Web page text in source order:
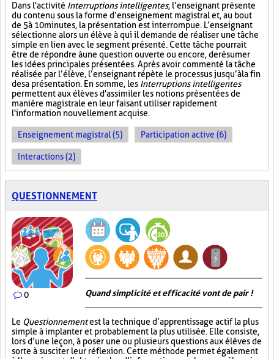
Dans l'activité Interruptions intelligentes, l’enseignant présente
du contenu sous la forme d’enseignement magistral et, au bout
de 5 à 10 minutes, la présentation est interrompue. L’enseignant
sélectionne alors un élève à qui il demande de réaliser une tâche
simple en lien avec le segment présenté. Cette tâche pourrait
être de répondre à une question ouverte ou encore, de résumer
les idées principales présentées. Après avoir commenté la tâche
réalisée par l’élève, l’enseignant répète le processus jusqu’à la fin
de sa présentation. En somme, les Interruptions intelligentes
permettent aux élèves d'assimiler les notions présentées de
manière magistrale en leur faisant utiliser rapidement
l'information nouvellement acquise.
Enseignement magistral (5) Participation active (6)
Interactions (2)
QUESTIONNEMENT
0 Quand simplicité et efficacité vont de pair !
Le Questionnementest la technique d’apprentissage actif la plus
simple à implanter et probablement la plus utilisée. Elle consiste,
lors d’une leçon, à poser une ou plusieurs questions aux élèves de
sorte à susciter leur réflexion. Cette méthode permet également